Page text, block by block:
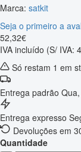
Marca: satkit
Seja o primeiro a
52,32€
IVA incluído (S/ IVA:
Só restam 1 em
Entrega padrão
Entrega expresso
Devoluções em
Quantidade